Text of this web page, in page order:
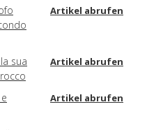
Artikel abrufen
sua
Artikel abrufen
Artikel abrufen